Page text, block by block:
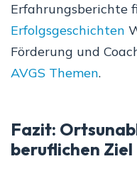
Erfahrungsberichte
Erfolgsgeschichten
Förderung und
AVGS Themen.
Fazit:
beruflichen Ziel